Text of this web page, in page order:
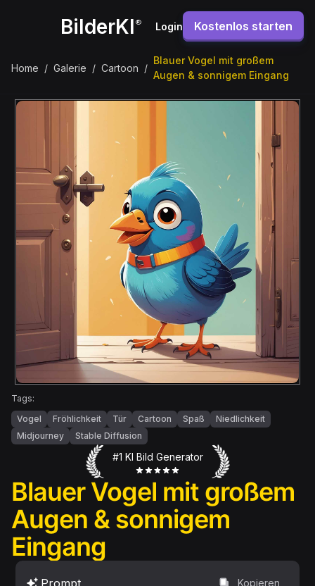
BilderKI® Login Kostenlos starten
Home / Galerie / Cartoon /
Blauer Vogel mit großem
Augen & sonnigem Eingang
Tags:
Vogel
Fröhlichkeit Tür Cartoon Spaß
Niedlichkeit
Midjourney
Stable Diffusion
#1 KI Bild Generator
Blauer Vogel mit großem
Augen & sonnigem
Eingang
Kopieren